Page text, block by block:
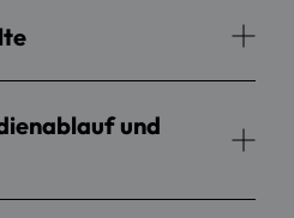
und